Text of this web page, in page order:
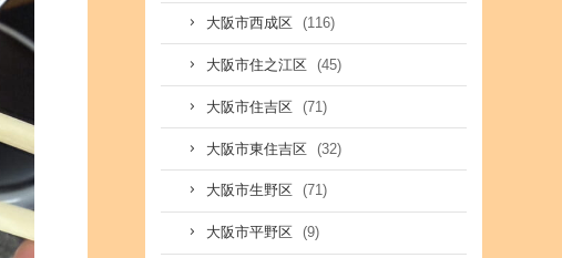
大阪市西成区 (116)
大阪市住之江区 (45)
大阪市住吉区 (71)
大阪市東住吉区 (32)
大阪市生野区 (71)
大阪市平野区 (9)